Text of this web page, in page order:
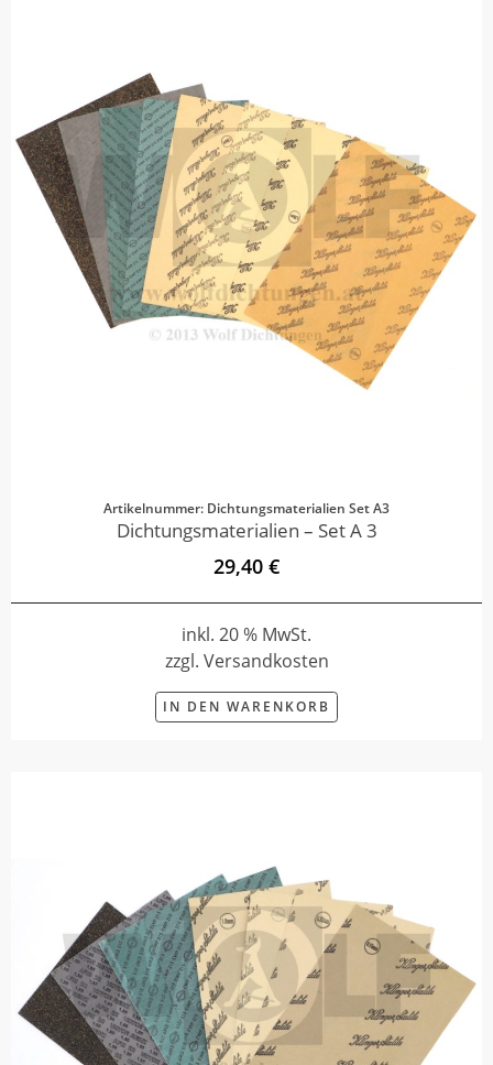
Artikelnummer: Dichtungsmaterialien Set A3
Dichtungsmaterialien – Set A 3
29,40 €
inkl. 20 % MwSt.
zzgl. Versandkosten
IN DEN WARENKORB